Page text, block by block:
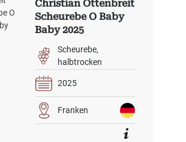
Christian Ottenbreit
Scheurebe O Baby
Baby 2025
Scheurebe
halbtrocken
2025
Franken